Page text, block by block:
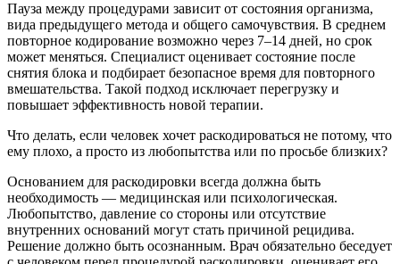
Пауза между процедурами зависит от состояния организма,
вида предыдущего метода и общего самочувствия. В среднем
повторное кодирование возможно через 7–14 дней, но срок
может меняться. Специалист оценивает состояние после
снятия блока и подбирает безопасное время для повторного
вмешательства. Такой подход исключает перегрузку и
повышает эффективность новой терапии.
Что делать, если человек хочет раскодироваться не потому, что
ему плохо, а просто из любопытства или по просьбе близких?
Основанием для раскодировки всегда должна быть
необходимость — медицинская или психологическая.
Любопытство, давление со стороны или отсутствие
внутренних оснований могут стать причиной рецидива.
Решение должно быть осознанным. Врач обязательно беседует